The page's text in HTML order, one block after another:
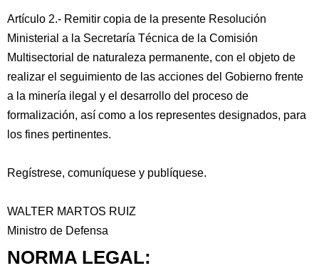
Artículo 2.- Remitir copia de la presente Resolución
Ministerial a la Secretaría Técnica de la Comisión
Multisectorial de naturaleza permanente, con el objeto de
realizar el seguimiento de las acciones del Gobierno frente
a la minería ilegal y el desarrollo del proceso de
formalización, así como a los representes designados, para
los fines pertinentes.
Regístrese, comuníquese y publíquese.
WALTER MARTOS RUIZ
Ministro de Defensa
NORMA LEGAL: